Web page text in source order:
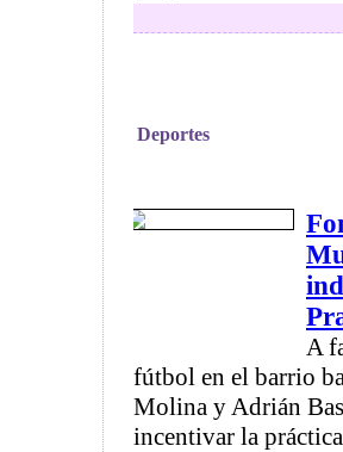
Deportes
A
fútbol en el barrio
Molina y Adrián
incentivar la